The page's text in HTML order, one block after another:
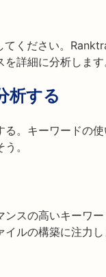
ください。
詳細に分析します
析する
。キーワードの
。
スの高いキーワ
ルの構築に注力し